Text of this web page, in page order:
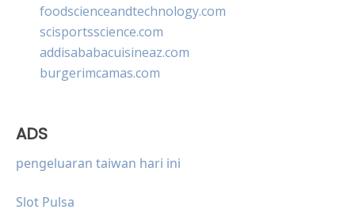
foodscienceandtechnology.com
scisportsscience.com
addisababacuisineaz.com
burgerimcamas.com
ADS
pengeluaran taiwan hari ini
Slot Pulsa